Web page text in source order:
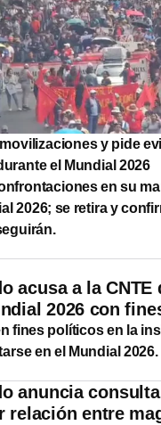
y pide
el Mundial 2026
en su
2026; se retira y
acusa a la CNTE
2026 con
fines políticos en la
en el Mundial 2026.
anuncia
relación entre